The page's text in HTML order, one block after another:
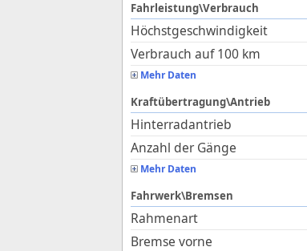
Fahrleistung\Verbrauch
Höchstgeschwindigkeit
Verbrauch auf 100 km
Mehr Daten
Kraftübertragung\Antrieb
Hinterradantrieb
Anzahl der Gänge
Mehr Daten
Fahrwerk\Bremsen
Rahmenart
Bremse vorne